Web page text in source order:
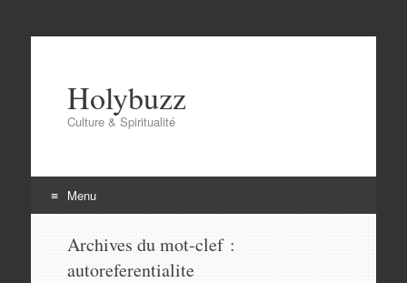
Holybuzz
Culture & Spiritualité
Menu
contenu
Archives du mot-clef :
autoreferentialite